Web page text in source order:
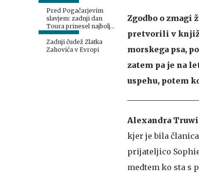
Pred Pogačarjevim
slavjem: zadnji dan
Toura prinesel najbolj
boleč poraz
Zadnji čudež Zlatka
Zahovića v Evropi
Zgodbo o
pretvorili v
morskega psa,
zatem pa je na
uspehu, potem
Alexandra
kjer je bila
prijateljico
medtem ko sta s